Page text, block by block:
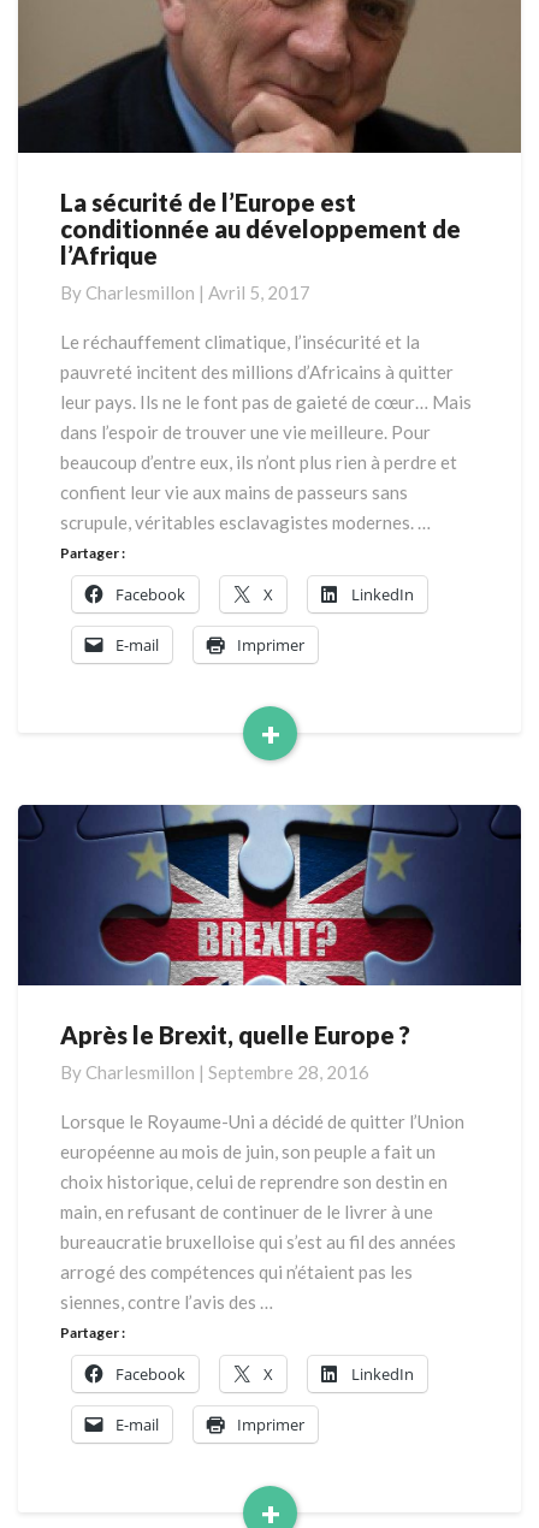
La
sécurité
de
est
conditionnée
développement
de
l’Afrique
La sécurité de l’Europe est
conditionnée au développement de
l’Afrique
By Charlesmillon | Avril 5, 2017
Le réchauffement climatique, l’insécurité et la
pauvreté incitent des millions d’Africains à quitter
leur pays. Ils ne le font pas de gaieté de cœur… Mais
dans l’espoir de trouver une vie meilleure. Pour
beaucoup d’entre eux, ils n’ont plus rien à perdre et
confient leur vie aux mains de passeurs sans
scrupule, véritables esclavagistes modernes. …
+
Read
Partager :
Facebook X LinkedIn
E-mail Imprimer
Après
Brexit,
quelle
Europe
?
Après le Brexit, quelle Europe ?
By Charlesmillon | Septembre 28, 2016
Lorsque le Royaume-Uni a décidé de quitter l’Union
européenne au mois de juin, son peuple a fait un
choix historique, celui de reprendre son destin en
main, en refusant de continuer de le livrer à une
bureaucratie bruxelloise qui s’est au fil des années
arrogé des compétences qui n’étaient pas les
siennes, contre l’avis des …
+
Partager :
Facebook X LinkedIn
E-mail Imprimer